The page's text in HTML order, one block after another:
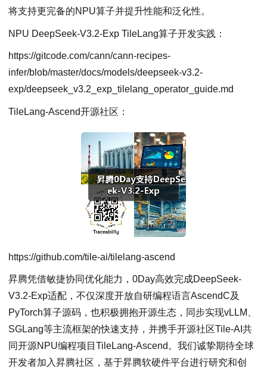
将支持更完备的NPU算子并提升性能和泛化性。
NPU DeepSeek-V3.2-Exp TileLang算子开发实践：
https://gitcode.com/cann/cann-recipes-
infer/blob/master/docs/models/deepseek-v3.2-
exp/deepseek_v3.2_exp_tilelang_operator_guide.md
TileLang-Ascend开源社区：
https://github.com/tile-ai/tilelang-ascend
昇腾凭借敏捷协同优化能力，0Day高效完成DeepSeek-
V3.2-Exp适配，不仅深度开放自研编程语言AscendC及
PyTorch算子源码，也积极拥抱开源生态，同步实现vLLM、
SGLang等主流框架的快速支持，并携手开源社区Tile-AI共
同开源NPU编程项目TileLang-Ascend。我们诚挚期待全球
开发者加入昇腾社区，基于昇腾软硬件平台进行研究和创